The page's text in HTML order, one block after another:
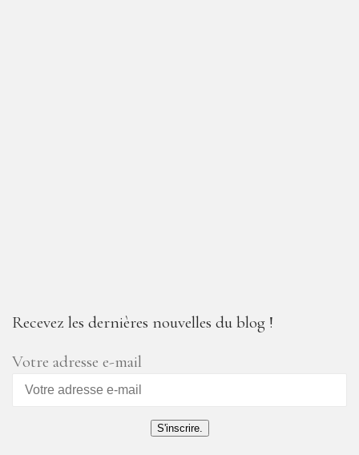
Recevez les dernières nouvelles du blog !
Votre adresse e-mail
S'inscrire.